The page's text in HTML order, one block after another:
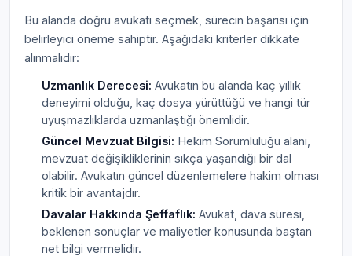
Bu alanda doğru avukatı seçmek, sürecin başarısı için
belirleyici öneme sahiptir. Aşağıdaki kriterler dikkate
alınmalıdır:
Uzmanlık Derecesi: Avukatın bu alanda kaç yıllık
deneyimi olduğu, kaç dosya yürüttüğü ve hangi tür
uyuşmazlıklarda uzmanlaştığı önemlidir.
Güncel Mevzuat Bilgisi: Hekim Sorumluluğu alanı,
mevzuat değişikliklerinin sıkça yaşandığı bir dal
olabilir. Avukatın güncel düzenlemelere hakim olması
kritik bir avantajdır.
Davalar Hakkında Şeffaflık: Avukat, dava süresi,
beklenen sonuçlar ve maliyetler konusunda baştan
net bilgi vermelidir.